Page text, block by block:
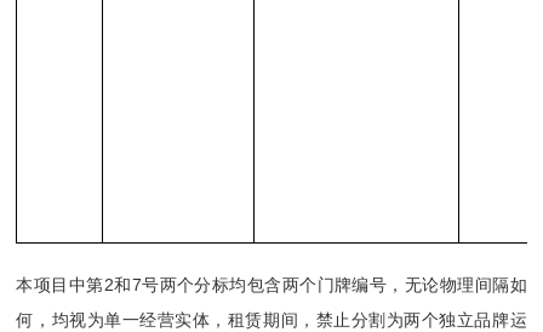
本项目中第2和 7号两个分标均包含两个门牌编号，无论物理间隔如
何，均视为单一经营实体， 租赁期间，禁止分割为两个独立品牌运